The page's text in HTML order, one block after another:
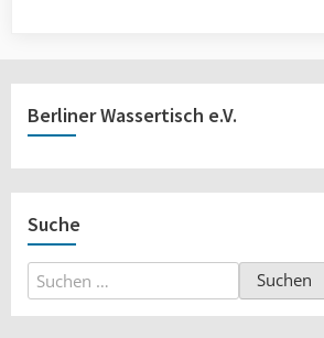
Berliner Wassertisch e.V.
Suche
Suchen
nach: